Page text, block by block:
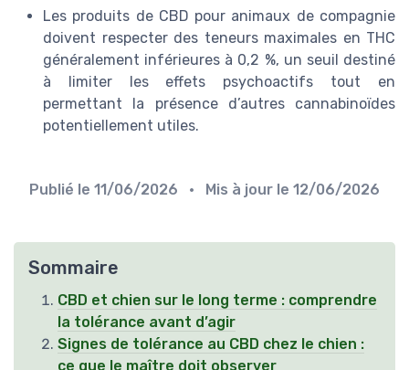
Les produits de CBD pour animaux de compagnie
doivent respecter des teneurs maximales en THC
généralement inférieures à 0,2 %, un seuil destiné
à limiter les effets psychoactifs tout en
permettant la présence d’autres cannabinoïdes
potentiellement utiles.
Publié le 11/06/2026 • Mis à jour le 12/06/2026
Sommaire
CBD et chien sur le long terme : comprendre
la tolérance avant d’agir
Signes de tolérance au CBD chez le chien :
ce que le maître doit observer